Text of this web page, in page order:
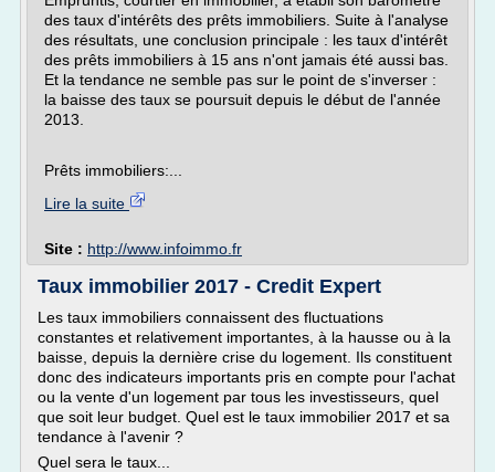
des taux d'intérêts des prêts immobiliers. Suite à l'analyse
des résultats, une conclusion principale : les taux d'intérêt
des prêts immobiliers à 15 ans n'ont jamais été aussi bas.
Et la tendance ne semble pas sur le point de s'inverser :
la baisse des taux se poursuit depuis le début de l'année
2013.
Prêts immobiliers:...
Lire la suite
Site : http://www.infoimmo.fr
Taux immobilier 2017 - Credit Expert
Les taux immobiliers connaissent des fluctuations
constantes et relativement importantes, à la hausse ou à la
baisse, depuis la dernière crise du logement. Ils constituent
donc des indicateurs importants pris en compte pour l'achat
ou la vente d'un logement par tous les investisseurs, quel
que soit leur budget. Quel est le taux immobilier 2017 et sa
tendance à l'avenir ?
Quel sera le taux...